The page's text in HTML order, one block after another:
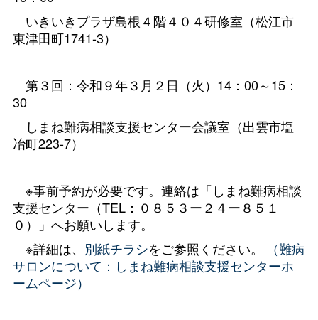
いきいきプラザ島根４階４０４研修室（松江市
東津田町1741-3）
第３回：令和９年３月２日（火）14：00～15：
30
しまね難病相談支援センター会議室（出雲市塩
冶町223-7）
※事前予約が必要です。連絡は「しまね難病相談
支援センター（TEL：０８５３ー２４ー８５１
０）」へお願いします。
※詳細は、 別紙チラシをご参照ください。
（難病
サロンについて：しまね難病相談支援センターホ
ームページ）